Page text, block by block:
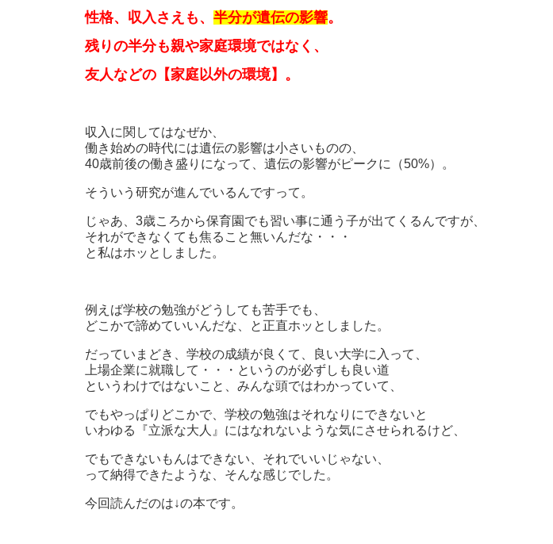
性格、収入さえも、半分が遺伝の影響。
残りの半分も親や家庭環境ではなく、
友人などの【家庭以外の環境】。
収入に関してはなぜか、
働き始めの時代には遺伝の影響は小さいものの、
40歳前後の働き盛りになって、遺伝の影響がピークに（50%）。
そういう研究が進んでいるんですって。
じゃあ、3歳ころから保育園でも習い事に通う子が出てくるんですが、
それができなくても焦ること無いんだな・・・
と私はホッとしました。
例えば学校の勉強がどうしても苦手でも、
どこかで諦めていいんだな、と正直ホッとしました。
だっていまどき、学校の成績が良くて、良い大学に入って、
上場企業に就職して・・・というのが必ずしも良い道
というわけではないこと、みんな頭ではわかっていて、
でもやっぱりどこかで、学校の勉強はそれなりにできないと
いわゆる『立派な大人』にはなれないような気にさせられるけど、
でもできないもんはできない、それでいいじゃない、
って納得できたような、そんな感じでした。
今回読んだのは↓の本です。